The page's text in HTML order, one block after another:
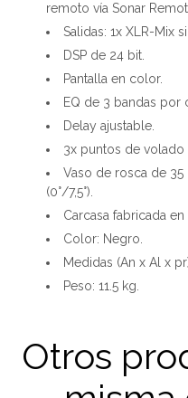
remoto vía Sonar
Salidas: 1x XLR-Mix
DSP de 24 bit.
Pantalla en color.
EQ de 3 bandas por
Delay ajustable.
3x puntos de volado
Vaso de rosca de
(0°/7,5°).
Carcasa fabricada en
Color: Negro.
Medidas (An x Al x
Peso: 11.5 kg.
Otros